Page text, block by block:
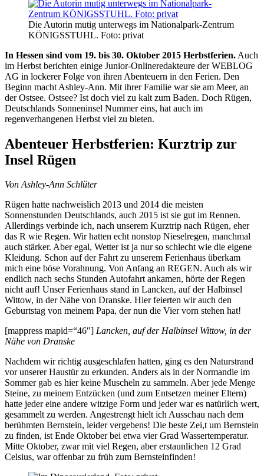
Die Autorin mutig unterwegs im Nationalpark-Zentrum
KÖNIGSSTUHL. Foto: privat
In Hessen sind vom 19. bis 30. Oktober 2015 Herbstferien. Auch
im Herbst berichten einige Junior-Onlineredakteure der WEBLOG
AG in lockerer Folge von ihren Abenteuern in den Ferien. Den
Beginn macht Ashley-Ann. Mit ihrer Familie war sie am Meer, an
der Ostsee. Ostsee? Ist doch viel zu kalt zum Baden. Doch Rügen,
Deutschlands Sonneninsel Nummer eins, hat auch im
regenverhangenen Herbst viel zu bieten.
Abenteuer Herbstferien: Kurztrip zur
Insel Rügen
Von Ashley-Ann Schlüter
Rügen hatte nachweislich 2013 und 2014 die meisten
Sonnenstunden Deutschlands, auch 2015 ist sie gut im Rennen.
Allerdings verbinde ich, nach unserem Kurztrip nach Rügen, eher
das R wie Regen. Wir hatten echt nonstop Nieselregen, manchmal
auch stärker. Aber egal, Wetter ist ja nur so schlecht wie die eigene
Kleidung. Schon auf der Fahrt zu unserem Ferienhaus überkam
mich eine böse Vorahnung. Von Anfang an REGEN. Auch als wir
endlich nach sechs Stunden Autofahrt ankamen, hörte der Regen
nicht auf! Unser Ferienhaus stand in Lancken, auf der Halbinsel
Wittow, in der Nähe von Dranske. Hier feierten wir auch den
Geburtstag von meinem Papa, der nun die Vier vorn stehen hat!
[mappress mapid=“46″] Lancken, auf der Halbinsel Wittow, in der
Nähe von Dranske
Nachdem wir richtig ausgeschlafen hatten, ging es den Naturstrand
vor unserer Haustür zu erkunden. Anders als in der Normandie im
Sommer gab es hier keine Muscheln zu sammeln. Aber jede Menge
Steine, zu meinem Entzücken (und zum Entsetzen meiner Eltern)
hatte jeder eine andere witzige Form und jeder war es natürlich wert,
gesammelt zu werden. Angestrengt hielt ich Ausschau nach dem
berühmten Bernstein, leider vergebens! Die beste Zei,t um Bernstein
zu finden, ist Ende Oktober bei etwa vier Grad Wassertemperatur.
Mitte Oktober, zwar mit viel Regen, aber erstaunlichen 12 Grad
Celsius, war offenbar zu früh zum Bernsteinfinden!